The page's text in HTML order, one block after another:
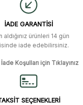
İADE GARANTİSİ
aldığınız ürünleri 14 gün
iade edebilirsiniz.
Koşulları için Tıklayınız
SEÇENEKLERİ